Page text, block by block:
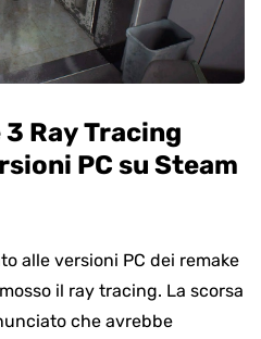
Ray Tracing
PC su Steam
alle versioni PC dei remake
il ray tracing. La scorsa
che avrebbe